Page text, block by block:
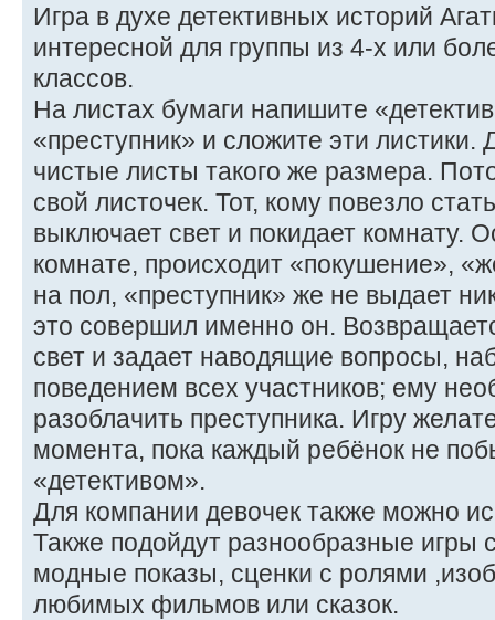
Игра в духе детективных историй
интересной для группы из 4-х или
классов.
На листах бумаги напишите
«преступник» и сложите эти листики.
чистые листы такого же размера.
свой листочек. Тот, кому повезло
выключает свет и покидает комнату.
комнате, происходит «покушение»,
на пол, «преступник» же не выдает
это совершил именно он.
свет и задает наводящие вопросы,
поведением всех участников; ему
разоблачить преступника. Игру
момента, пока каждый ребёнок не
«детективом».
Для компании девочек также можно
Также подойдут разнообразные игры
модные показы, сценки с ролями
любимых фильмов или сказок.